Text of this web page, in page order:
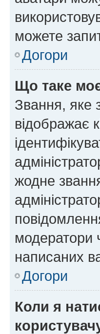
можете
Догори
Що таке
Звання, яке
відображає
жодне
модератори
написаних
Догори
Коли я